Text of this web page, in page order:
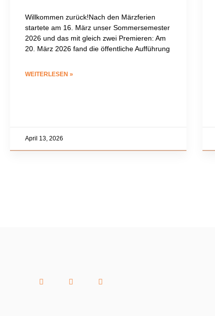
Willkommen zurück!Nach den Märzferien
startete am 16. März unser Sommersemester
2026 und das mit gleich zwei Premieren: Am
20. März 2026 fand die öffentliche Aufführung
WEITERLESEN »
April 13, 2026